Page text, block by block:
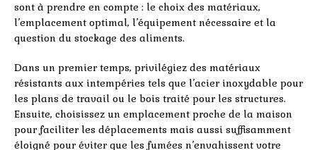
sont à prendre en compte : le choix des matériaux,
l’emplacement optimal, l’équipement nécessaire et la
question du stockage des aliments.
Dans un premier temps, privilégiez des matériaux
résistants aux intempéries tels que l’acier inoxydable pour
les plans de travail ou le bois traité pour les structures.
Ensuite, choisissez un emplacement proche de la maison
pour faciliter les déplacements mais aussi suffisamment
éloigné pour éviter que les fumées n’envahissent votre